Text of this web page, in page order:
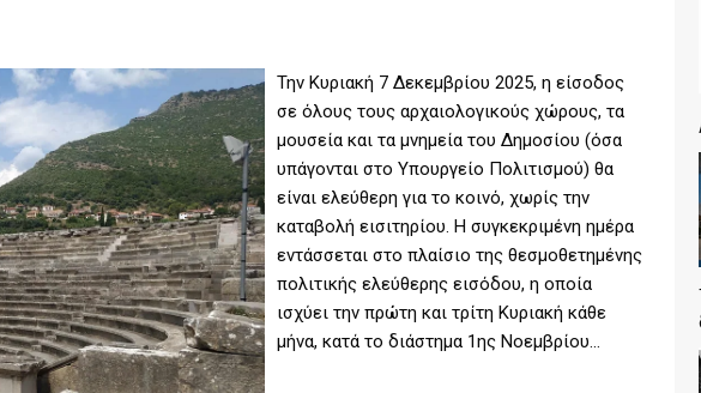
Την Κυριακή 7 Δεκεμβρίου 2025, η είσοδος
σε όλους τους αρχαιολογικούς χώρους, τα
μουσεία και τα μνημεία του Δημοσίου (όσα
υπάγονται στο Υπουργείο Πολιτισμού) θα
είναι ελεύθερη για το κοινό, χωρίς την
καταβολή εισιτηρίου. Η συγκεκριμένη ημέρα
εντάσσεται στο πλαίσιο της θεσμοθετημένης
πολιτικής ελεύθερης εισόδου, η οποία
ισχύει την πρώτη και τρίτη Κυριακή κάθε
μήνα, κατά το διάστημα 1ης Νοεμβρίου…